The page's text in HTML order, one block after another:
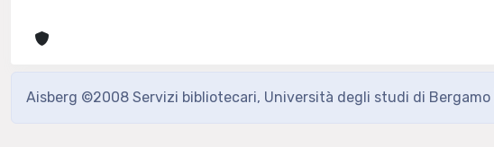
Aisberg ©2008 Servizi bibliotecari, Università degli studi di Bergamo |